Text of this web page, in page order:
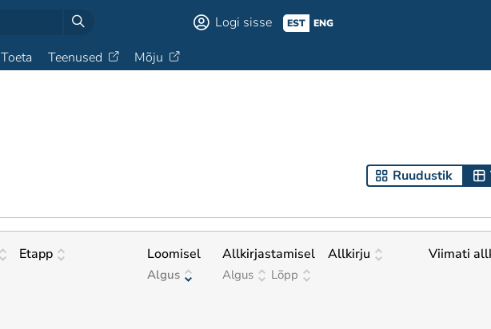
Logi sisse EST ENG
Toeta Teenused Mõju
Ruudustik
Etapp Loomisel
Algus
Allkirjastamisel
Algus Lõpp
Allkirju Viimati